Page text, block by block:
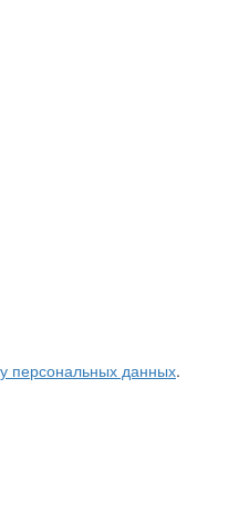
персональных данных.